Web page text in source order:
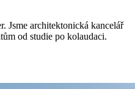
Jsme architektonická kancelář
od studie po kolaudaci.